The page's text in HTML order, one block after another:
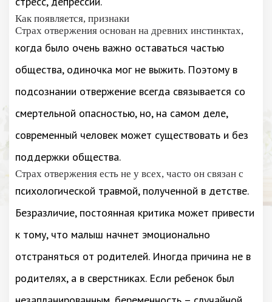
Как появляется, признаки
Страх отвержения основан на древних инстинктах,
когда было очень важно оставаться частью
общества, одиночка мог не выжить. Поэтому в
подсознании отвержение всегда связывается со
смертельной опасностью, но, на самом деле,
современный человек может существовать и без
поддержки общества.
Страх отвержения есть не у всех, часто он связан с
психологической травмой, полученной в детстве.
Безразличие, постоянная критика может привести
к тому, что малыш начнет эмоционально
отстраняться от родителей. Иногда причина не в
родителях, а в сверстниках. Если ребенок был